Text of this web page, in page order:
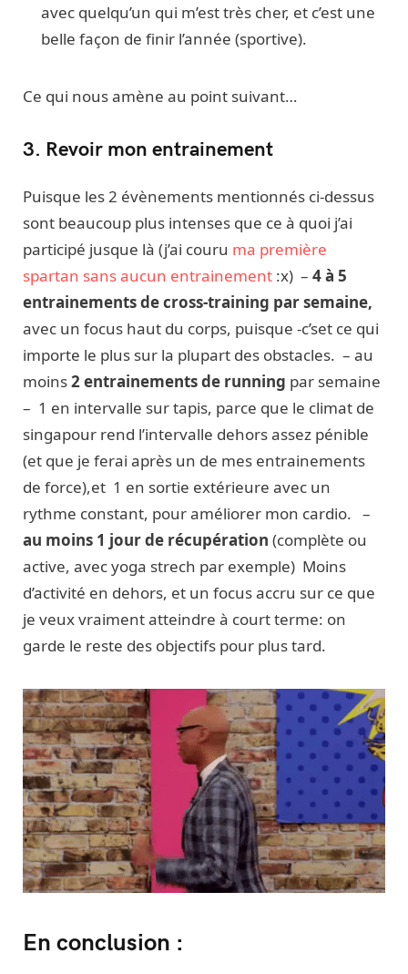
avec quelqu’un qui m’est très cher, et c’est une
belle façon de finir l’année (sportive).
Ce qui nous amène au point suivant…
3. Revoir mon entrainement
Puisque les 2 évènements mentionnés ci-dessus
sont beaucoup plus intenses que ce à quoi j’ai
participé jusque là (j’ai couru ma première
spartan sans aucun entrainement :x) – 4 à 5
entrainements de cross-training par semaine,
avec un focus haut du corps, puisque -c’set ce qui
importe le plus sur la plupart des obstacles. – au
moins2 entrainements de running par semaine
– 1 en intervalle sur tapis, parce que le climat de
singapour rend l’intervalle dehors assez pénible
(et que je ferai après un de mes entrainements
de force),et 1 en sortie extérieure avec un
rythme constant, pour améliorer mon cardio. –
au moins 1 jour de récupération (complète ou
active, avec yoga strech par exemple) Moins
d’activité en dehors, et un focus accru sur ce que
je veux vraiment atteindre à court terme: on
garde le reste des objectifs pour plus tard.
En conclusion :